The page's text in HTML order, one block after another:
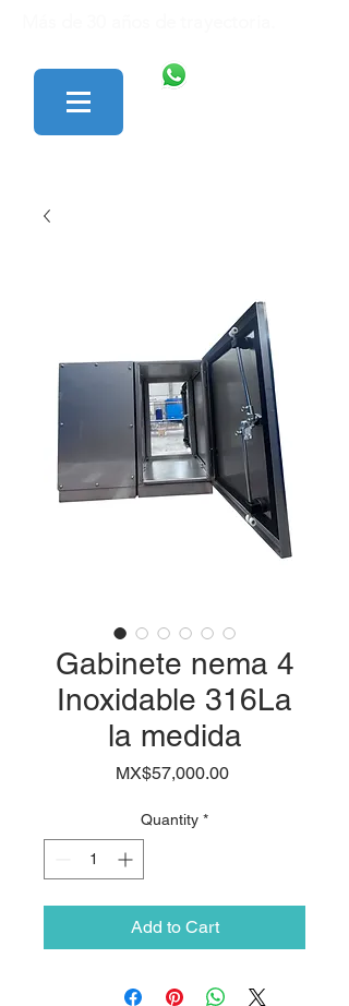
Gabinete nema 4
Inoxidable 316La
la medida
MX$57,000.00Price
Quantity *
Add to Cart